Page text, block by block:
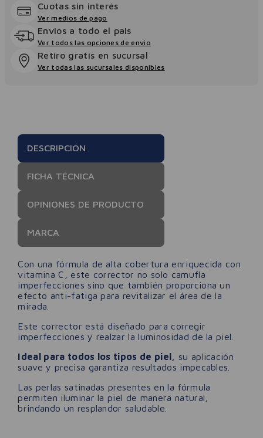
Cuotas sin interés
Ver medios de pago
Envios a todo el pais
Ver todos las opciones de envio
Retiro gratis en sucursal
Ver todas las sucursales disponibles
DESCRIPCIÓN
FICHA TÉCNICA
OPINIONES DE PRODUCTO
MARCA
Con una fórmula de alta cobertura enriquecida con
vitamina C, este corrector no solo camufla
imperfecciones sino que también proporciona un
efecto anti-fatiga para revitalizar el área de la
mirada.
Este corrector está diseñado para corregir
imperfecciones y realzar la luminosidad de la piel.
Ideal para todos los tipos de piel,
su aplicación
suave y precisa garantiza resultados impecables.
Las perlas satinadas presentes en la fórmula
permiten iluminar la piel de manera natural,
brindando un resplandor saludable.